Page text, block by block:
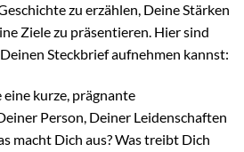
zu erzählen, Deine Stärken
Ziele zu präsentieren. Hier sind
Steckbrief aufnehmen kannst:
kurze, prägnante
Person, Deiner Leidenschaften
macht Dich aus? Was treibt Dich